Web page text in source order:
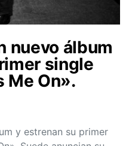
nuevo álbum
single
Me On».
y estrenan su primer